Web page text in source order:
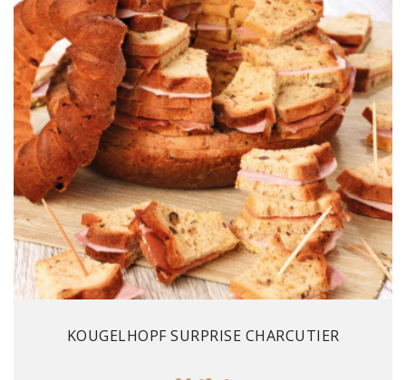
KOUGELHOPF SURPRISE CHARCUTIER